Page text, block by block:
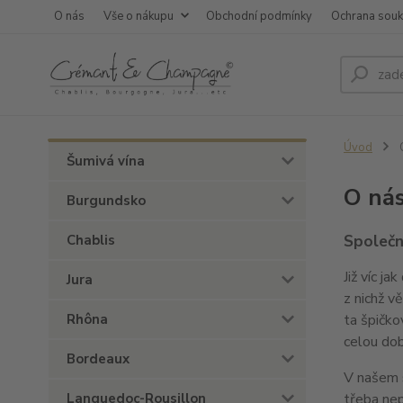
O nás Vše o nákupu Obchodní podmínky Ochrana
Šumivá vína
Burgundsko
Chablis
Jura
Rhôna
Bordeaux
Languedoc-Rousillon
Úvod
O
Již víc
z nichž
ta
celou
V našem